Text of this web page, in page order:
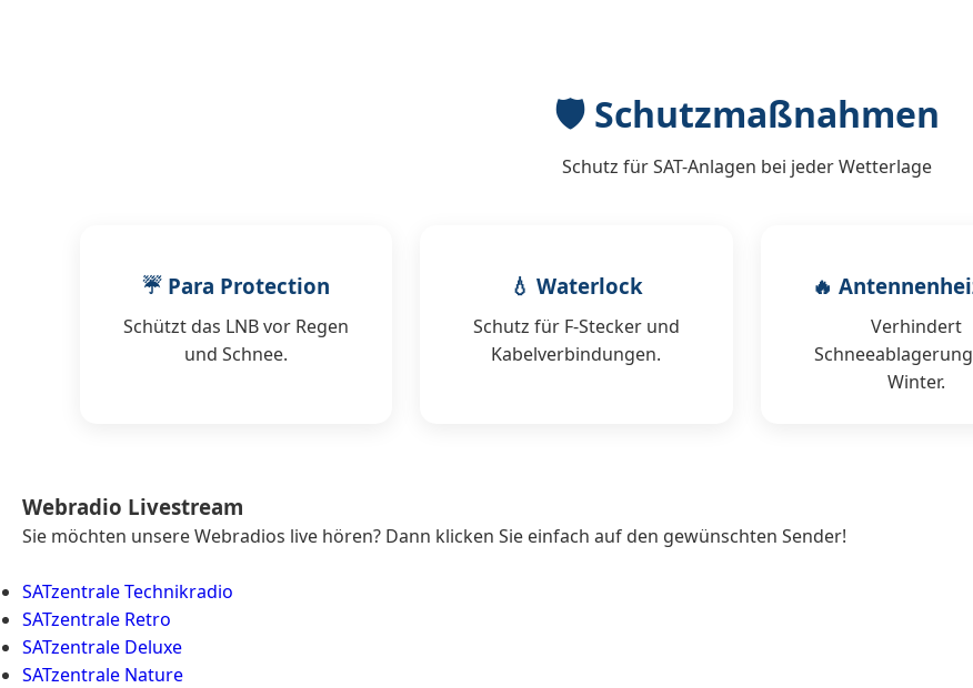
🛡 Schutzmaßnahmen
Schutz für SAT-Anlagen bei jeder Wetterlage
☔ Para Protection
Schützt das LNB vor Regen
und Schnee.
💧 Waterlock
Schutz für F-Stecker und
Kabelverbindungen.
🔥
Verhindert
Winter.
Webradio Livestream
Sie möchten unsere Webradios live hören? Dann klicken Sie einfach auf den gewünschten Sender!
SATzentrale Technikradio
SATzentrale Retro
SATzentrale Deluxe
SATzentrale Nature